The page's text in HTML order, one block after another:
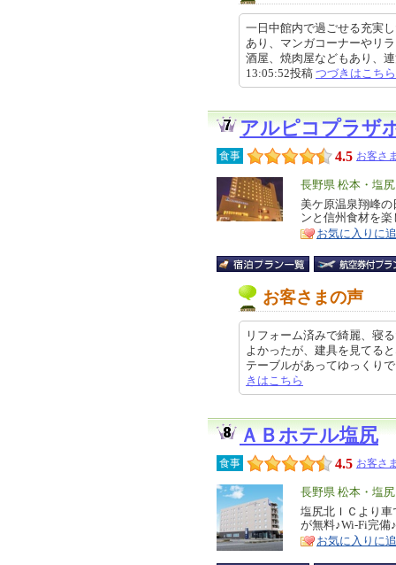
一日中館内で過ごせる充実
あり、マンガコーナーやリ
酒屋、焼肉屋などもあり、
13:05:52投稿 つづきはこちら
アルピコプラザ
食事 4.5 お客さ
エ
リ
ア
長野県 松本・塩
特
徴
美ケ原温泉翔峰
ンと信州食材を
お気に入りに
お客さまの声
リフォーム済みで綺麗、寝
よかったが、建具を見てる
テーブルがあってゆっくり
きはこちら
ＡＢホテル塩尻
食事 4.5 お客さ
エ
リ
ア
長野県 松本・塩
特
徴
塩尻北ＩＣより
が無料♪Wi-Fi完備
お気に入りに